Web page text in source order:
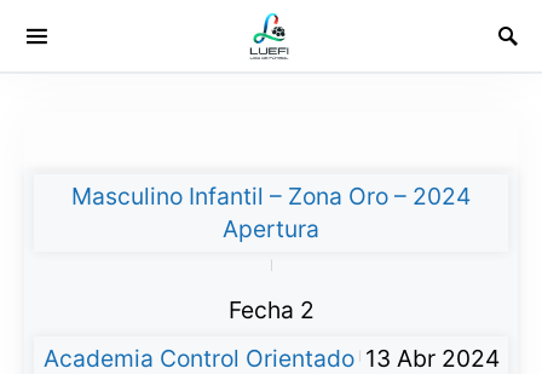
Masculino Infantil – Zona Oro – 2024
Apertura
Fecha 2
Academia Control Orientado 13 Abr 2024